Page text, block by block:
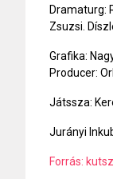
Dramaturg:
Zsuzsi.
Grafika:
Producer:
Játssza:
Jurányi
Forrás: